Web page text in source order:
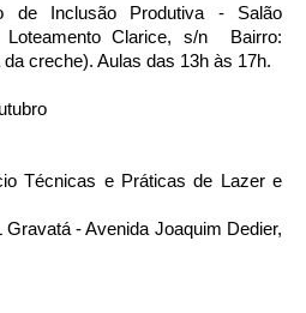
de Inclusão Produtiva - Salão
Loteamento Clarice, s/n Bairro:
creche). Aulas das 13h às 17h.
Técnicas e Práticas de Lazer e
- Avenida Joaquim Dedier,